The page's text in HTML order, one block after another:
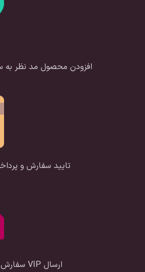
افزودن محصول مد نظر به
تایید سفارش و
ارسال VIP سفارش